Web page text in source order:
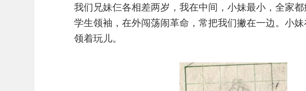
我们兄妹仨各相差两岁，我在中间，小妹最小，全家
学生领袖，在外闯荡闹革命，常把我们撇在一边。小
领着玩儿。